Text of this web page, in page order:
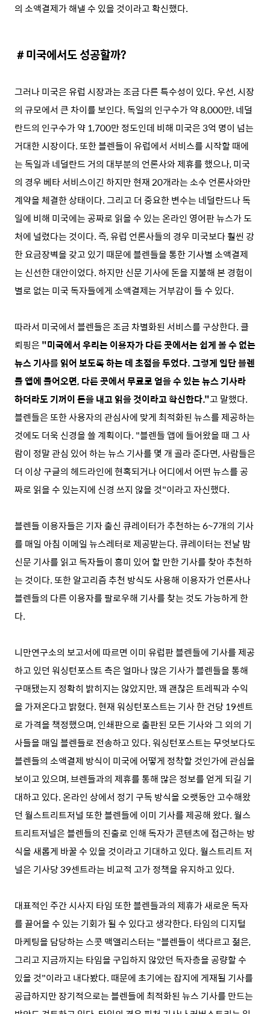
의 소액결제가 해낼 수 있을 것이라고 확신했다.
＃미국에서도 성공할까?
그러나 미국은 유럽 시장과는 조금 다른 특수성이 있다. 우선, 시장
의 규모에서 큰 차이를 보인다. 독일의 인구수가 약 8,000만, 네덜
란드의 인구수가 약 1,700만 정도인데 비해 미국은 3억 명이 넘는
거대한 시장이다. 또한 블렌들이 유럽에서 서비스를 시작할 때에
는 독일과 네덜란드 거의 대부분의 언론사와 제휴를 했으나, 미국
의 경우 베타 서비스이긴 하지만 현재 20개라는 소수 언론사와만
계약을 체결한 상태이다. 그리고 더 중요한 변수는 네덜란드나 독
일에 비해 미국에는 공짜로 읽을 수 있는 온라인 영어판 뉴스가 도
처에 널렸다는 것이다. 즉, 유럽 언론사들의 경우 미국보다 훨씬 강
한 요금장벽을 갖고 있기 때문에 블렌들을 통한 기사별 소액결제
는 신선한 대안이었다. 하지만 신문 기사에 돈을 지불해 본 경험이
별로 없는 미국 독자들에게 소액결제는 거부감이 들 수 있다.
따라서 미국에서 블렌들은 조금 차별화된 서비스를 구상한다. 클
뢰핑은 "미국에서 우리는 이용자가 다른 곳에서는 쉽게 볼 수 없는
뉴스 기사를 읽어 보도록 하는 데 초점을 두었다. 그렇게 일단 블렌
들 앱에 들어오면, 다른 곳에서 무료로 얻을 수 있는 뉴스 기사라
하더라도 기꺼이 돈을 내고 읽을 것이라고 확신한다."고 말했다.
블렌들은 또한 사용자의 관심사에 맞게 최적화된 뉴스를 제공하는
것에도 더욱 신경을 쓸 계획이다. "블렌들 앱에 들어왔을 때 그 사
람이 정말 관심 있어 하는 뉴스 기사를 몇 개 골라 준다면, 사람들은
더 이상 구글의 헤드라인에 현혹되거나 어디에서 어떤 뉴스를 공
짜로 읽을 수 있는지에 신경 쓰지 않을 것"이라고 자신했다.
블렌들 이용자들은 기자 출신 큐레이터가 추천하는 6~7개의 기사
를 매일 아침 이메일 뉴스레터로 제공받는다. 큐레이터는 전날 밤
신문 기사를 읽고 독자들이 흥미 있어 할 만한 기사를 찾아 추천하
는 것이다. 또한 알고리즘 추천 방식도 사용해 이용자가 언론사나
블렌들의 다른 이용자를 팔로우해 기사를 찾는 것도 가능하게 한
다.
니만연구소의 보고서에 따르면 이미 유럽판 블렌들에 기사를 제공
하고 있던 워싱턴포스트 측은 얼마나 많은 기사가 블렌들을 통해
구매됐는지 정확히 밝히지는 않았지만, 꽤 괜찮은 트레픽과 수익
을 가져온다고 밝혔다. 현재 워싱턴포스트는 기사 한 건당 19센트
로 가격을 책정했으며, 인쇄판으로 출판된 모든 기사와 그 외의 기
사들을 매일 블렌들로 전송하고 있다. 워싱턴포스트는 무엇보다도
블렌들의 소액결제 방식이 미국에 어떻게 정착할 것인가에 관심을
보이고 있으며, 브렌들과의 제휴를 통해 많은 정보를 얻게 되길 기
대하고 있다. 온라인 상에서 정기 구독 방식을 오랫동안 고수해왔
던 월스트리트저널 또한 블렌들에 이미 기사를 제공해 왔다. 월스
트리트저널은 블렌들의 진출로 인해 독자가 콘텐츠에 접근하는 방
식을 새롭게 바꿀 수 있을 것이라고 기대하고 있다. 월스트리트 저
널은 기사당 39센트라는 비교적 고가 정책을 유지하고 있다.
대표적인 주간 시사지 타임 또한 블렌들과의 제휴가 새로운 독자
를 끌어올 수 있는 기회가 될 수 있다고 생각한다. 타임의 디지털
마케팅을 담당하는 스콧 맥앨리스터는 "블렌들이 색다르고 젊은,
그리고 지금까지는 타임을 구입하지 않았던 독자층을 공량할 수
있을 것"이라고 내다봤다. 때문에 초기에는 잡지에 게재될 기사를
공급하지만 장기적으로는 블렌들에 최적화된 뉴스 기사를 만드는